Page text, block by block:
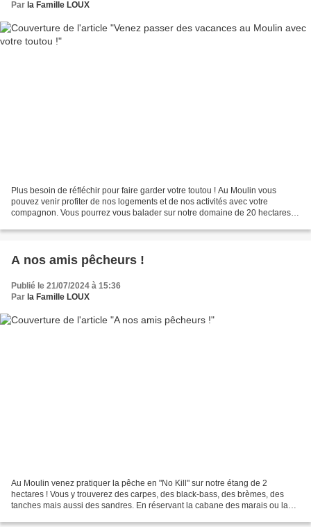
Par la Famille LOUX
Plus besoin de réfléchir pour faire garder votre toutou ! Au Moulin vous
pouvez venir profiter de nos logements et de nos activités avec votre
compagnon. Vous pourrez vous balader sur notre domaine de 20 hectares
A nos amis pêcheurs !
Publié le 21/07/2024 à 15:36
Par la Famille LOUX
Au Moulin venez pratiquer la pêche en "No Kill" sur notre étang de 2
hectares ! Vous y trouverez des carpes, des black-bass, des brèmes, des
tanches mais aussi des sandres. En réservant la cabane des marais ou la